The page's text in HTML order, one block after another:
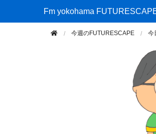
Fm yokohama FUTURESCAPE
Fm yokohama
今週のFUTURESCAPE 今